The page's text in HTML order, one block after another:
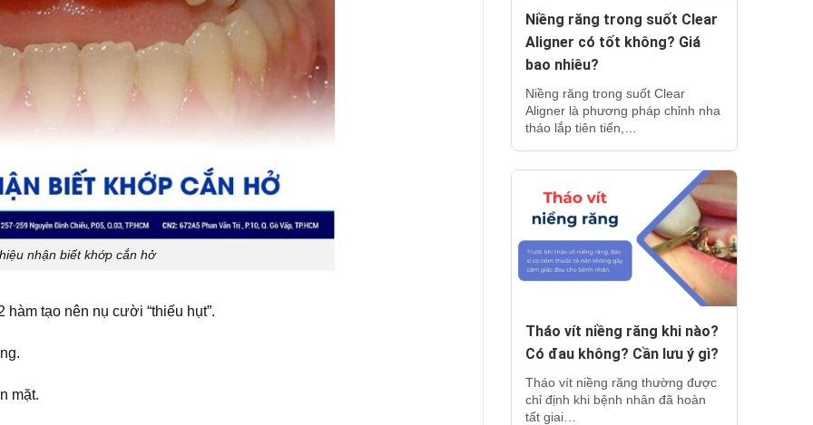
nhận biết khớp cắn hở
hàm tạo nên nụ cười “thiếu hụt”.
mặt.
Niềng răng trong suốt Clear
Aligner có tốt không? Giá
bao nhiêu?
Niềng răng trong suốt Clear
Aligner là phương pháp chỉnh nha
tháo lắp tiên tiến,…
Tháo vít niềng răng khi nào?
Có đau không? Cần lưu ý gì?
Tháo vít niềng răng thường được
chỉ định khi bệnh nhân đã hoàn
tất giai…